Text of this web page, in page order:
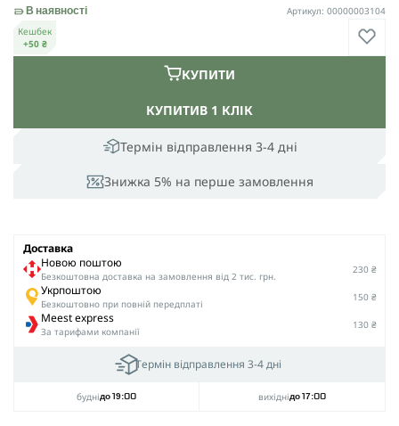
Термін відправлення 3-4 дні
Знижка 5% на перше замовлення
КУПИТИВ 1 КЛІК
КУПИТИ
В наявності
Артикул: 00000003104
Кешбек
+50 ₴
Доставка
Новою поштою
Безкоштовна доставка на замовлення від 2 тис. грн.
230 ₴
Укрпоштою
Безкоштовно при повній передплаті
150 ₴
Meest express
За тарифами компанії
130 ₴
Термін відправлення 3-4 дні
буднідо 19:00 вихіднідо 17:00